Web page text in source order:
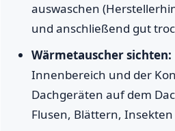
auswaschen
und anschließend gut
Wärmetauscher sichten:
Innenbereich und der
Dachgeräten auf dem
Flusen, Blättern,